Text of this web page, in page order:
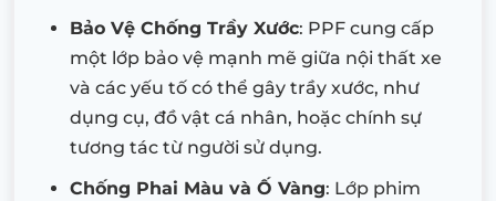
Bảo Vệ Chống Trầy Xước: PPF cung cấp
một lớp bảo vệ mạnh mẽ giữa nội thất xe
và các yếu tố có thể gây trầy xước, như
dụng cụ, đồ vật cá nhân, hoặc chính sự
tương tác từ người sử dụng.
Chống Phai Màu và Ố Vàng: Lớp phim